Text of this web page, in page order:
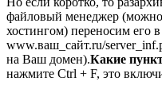
файловый менеджер
хостингом) переносим его
www.ваш_сайт.ru/
на Ваш домен).Какие
нажмите Ctrl + F, это